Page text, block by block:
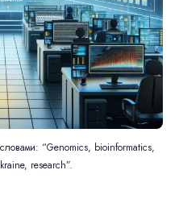
“Genomics, bioinformatics,
research”.